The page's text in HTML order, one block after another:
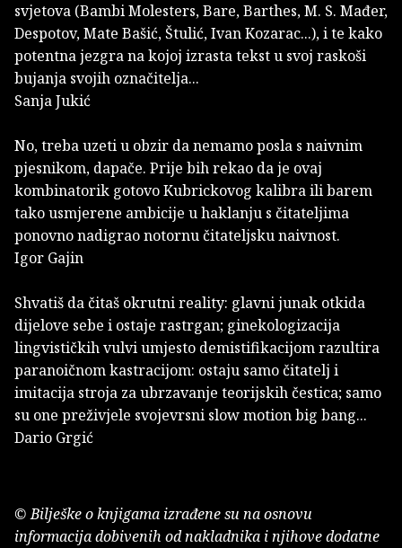
svjetova (Bambi Molesters, Bare, Barthes, M. S. Mađer,
Despotov, Mate Bašić, Štulić, Ivan Kozarac...), i te kako
potentna jezgra na kojoj izrasta tekst u svoj raskoši
bujanja svojih označitelja...
Sanja Jukić
No, treba uzeti u obzir da nemamo posla s naivnim
pjesnikom, dapače. Prije bih rekao da je ovaj
kombinatorik gotovo Kubrickovog kalibra ili barem
tako usmjerene ambicije u haklanju s čitateljima
ponovno nadigrao notornu čitateljsku naivnost.
Igor Gajin
Shvatiš da čitaš okrutni reality: glavni junak otkida
dijelove sebe i ostaje rastrgan; ginekologizacija
lingvističkih vulvi umjesto demistifikacijom razultira
paranoičnom kastracijom: ostaju samo čitatelj i
imitacija stroja za ubrzavanje teorijskih čestica; samo
su one preživjele svojevrsni slow motion big bang...
Dario Grgić
© Bilješke o knjigama izrađene su na osnovu
informacija dobivenih od nakladnika i njihove dodatne